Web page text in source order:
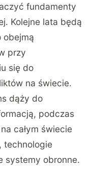
fundamenty
Kolejne lata będą
obejmą
przy
się do
na świecie.
dąży do
podczas
całym świecie
technologie
systemy obronne.